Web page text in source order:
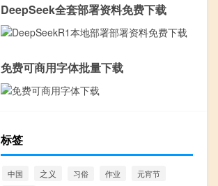
DeepSeek全套部署资料免费下载
免费可商用字体批量下载
标签
中国 之义 习俗 作业 元宵节